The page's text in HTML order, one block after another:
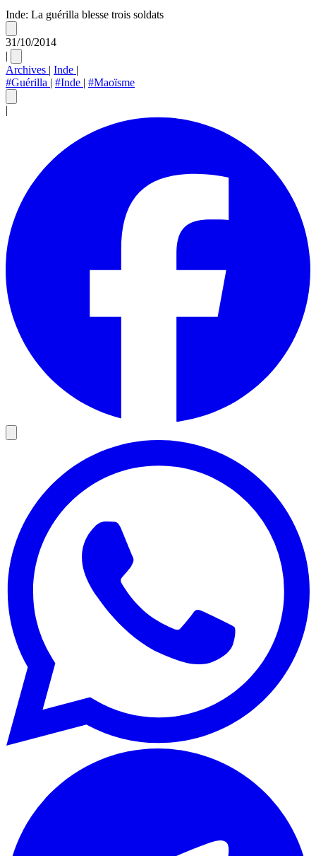
Inde: La guérilla blesse trois soldats
31/10/2014
|
Archives | Inde |
#Guérilla | #Inde | #Maoïsme
|